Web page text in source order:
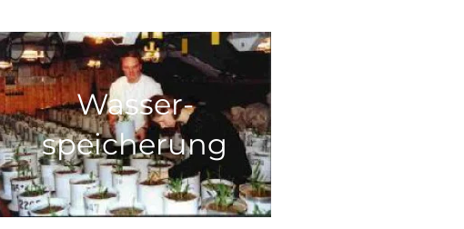
Wasser-
speicherung